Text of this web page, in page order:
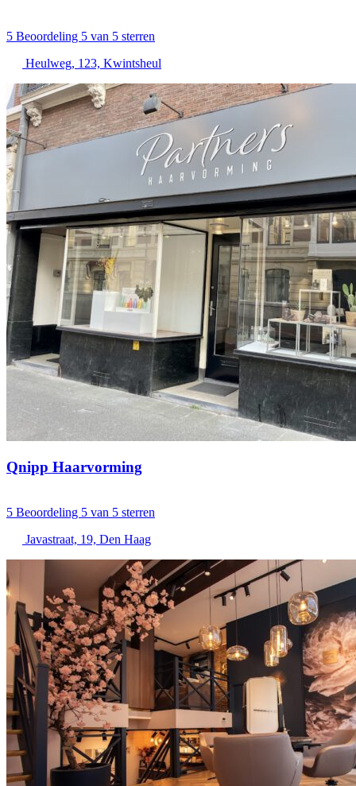
5 Beoordeling 5 van 5 sterren
Heulweg, 123, Kwintsheul
Qnipp Haarvorming
5 Beoordeling 5 van 5 sterren
Javastraat, 19, Den Haag